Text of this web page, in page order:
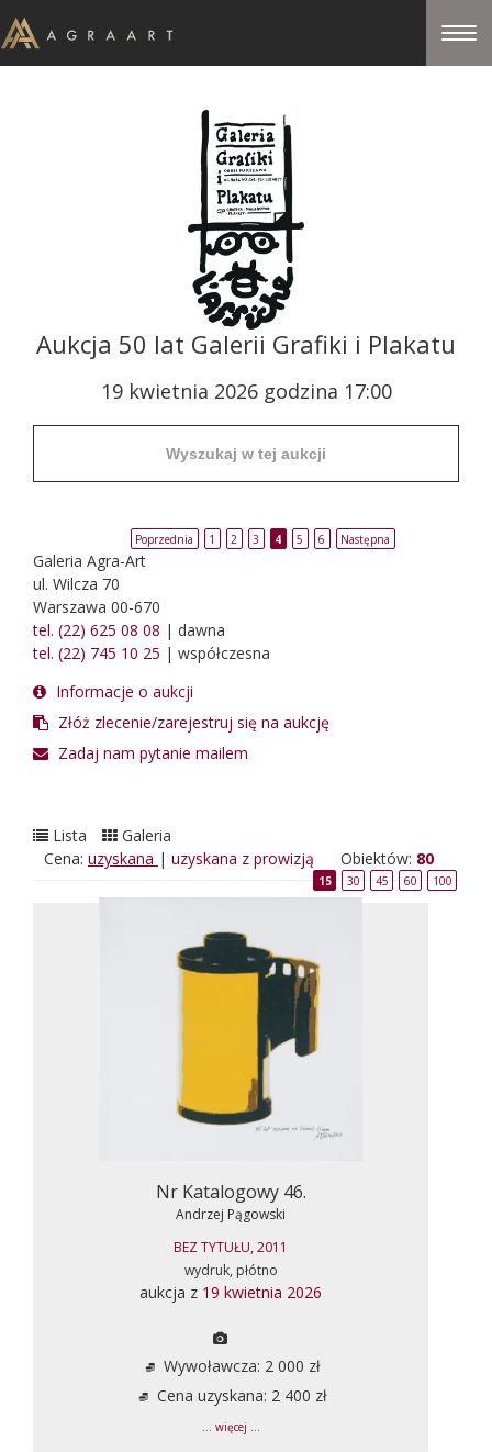
Aukcja 50 lat Galerii Grafiki i Plakatu
19 kwietnia 2026 godzina 17:00
Poprzednia 1 2 3 4 5 6 Następna
Galeria Agra-Art
ul. Wilcza 70
Warszawa 00-670
tel. (22) 625 08 08 | dawna
tel. (22) 745 10 25 | współczesna
Informacje o aukcji
Złóż zlecenie/zarejestruj się na aukcję
Zadaj nam pytanie mailem
Lista
Galeria
Cena: uzyskana | uzyskana z prowizją Obiektów: 80
15 30 45 60 100
Nr Katalogowy 46.
Andrzej Pągowski
BEZ TYTUŁU, 2011
wydruk, płótno
aukcja z 19 kwietnia 2026
Wywoławcza: 2 000 zł
Cena uzyskana: 2 400 zł
... więcej ...